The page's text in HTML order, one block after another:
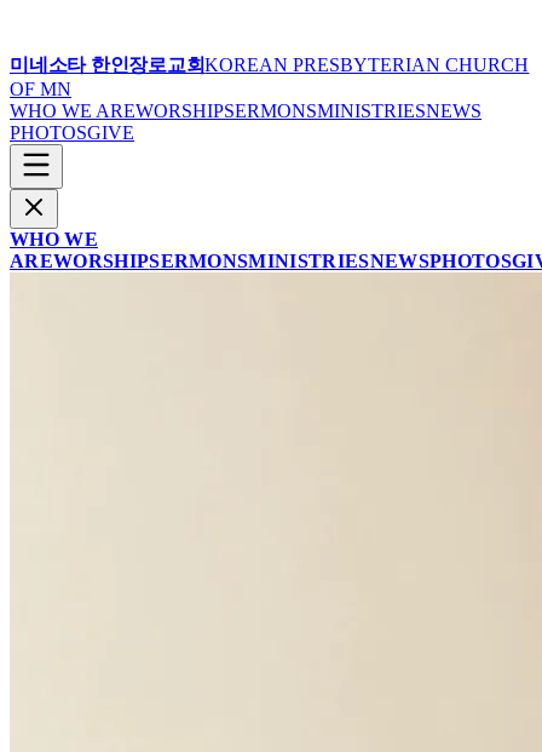
미네소타 한인장로교회KOREAN PRESBYTERIAN CHURCH
OF MN
WHO WE AREWORSHIPSERMONSMINISTRIESNEWS
PHOTOSGIVE
WHO WE
AREWORSHIPSERMONSMINISTRIESNEWSPHOTOS